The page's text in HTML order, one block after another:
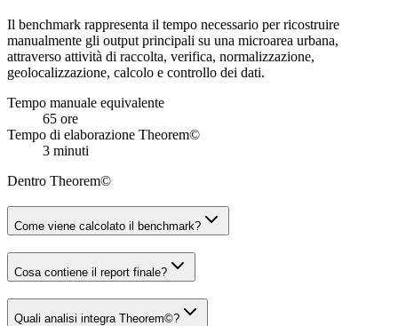
Il benchmark rappresenta il tempo necessario per ricostruire
manualmente gli output principali su una microarea urbana,
attraverso attività di raccolta, verifica, normalizzazione,
geolocalizzazione, calcolo e controllo dei dati.
Tempo manuale equivalente
65 ore
Tempo di elaborazione Theorem©
3 minuti
Dentro Theorem©
Come viene calcolato il benchmark?
Cosa contiene il report finale?
Quali analisi integra Theorem©?